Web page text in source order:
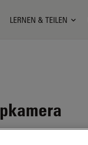
LERNEN & TEILEN